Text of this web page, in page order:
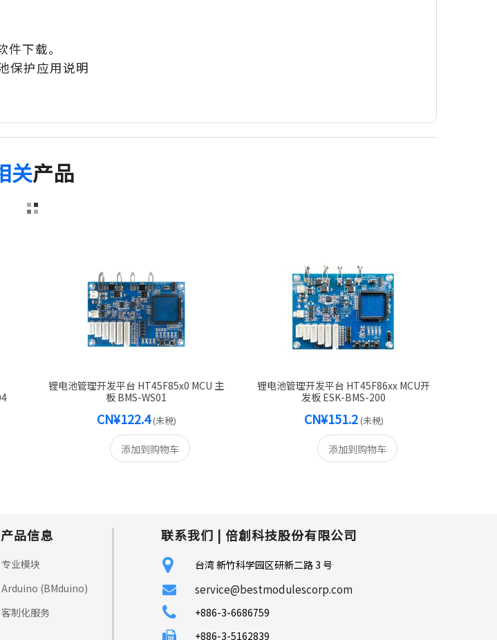
下载。
保护应用说明
关产品
锂电池管理开发平台 HT45F85x0 MCU 主
板 BMS-WS01
CN¥122.4(未税)
添加到购物车
锂电池管理开发平台 HT45F86xx MCU开
发板 ESK-BMS-200
CN¥151.2(未税)
添加到购物车
产品信息
专业模块
Arduino (BMduino)
客制化服务
联系我们 | 倍創科技股份有限公司
台湾 新竹科学园区研新二路 3 号
service@bestmodulescorp.com
+886-3-6686759
+886-3-5162839